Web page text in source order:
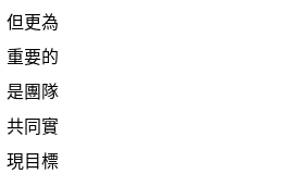
但更為
重要的
是團隊
共同實
現目標